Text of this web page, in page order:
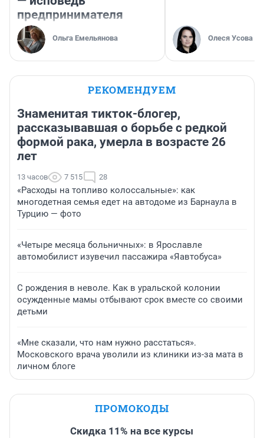
предпринимателя
Ольга Емельянова Олеся Усова
РЕКОМЕНДУЕМ
Знаменитая тикток-блогер,
рассказывавшая о борьбе с редкой
формой рака, умерла в возрасте 26
лет
13 часов 7 515 28
«Расходы на топливо колоссальные»: как
многодетная семья едет на автодоме из Барнаула в
Турцию — фото
«Четыре месяца больничных»: в Ярославле
автомобилист изувечил пассажира «Яавтобуса»
С рождения в неволе. Как в уральской колонии
осужденные мамы отбывают срок вместе со своими
детьми
«Мне сказали, что нам нужно расстаться».
Московского врача уволили из клиники из-за мата в
личном блоге
ПРОМОКОДЫ
Скидка 11% на все курсы